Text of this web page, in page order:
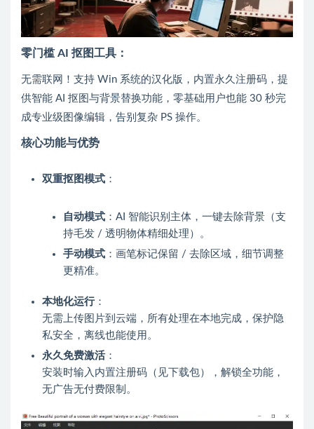
零门槛 AI 抠图工具：
无需联网！支持 Win 系统的汉化版，内置永久注册码，提
供智能 AI 抠图与背景替换功能，零基础用户也能 30 秒完
成专业级图像编辑，告别复杂 PS 操作。
核心功能与优势
双重抠图模式 ：
自动模式 ：AI 智能识别主体，一键去除背景（支
持毛发 / 透明物体精细处理）。
手动模式 ：画笔标记保留 / 去除区域，细节调整
更精准。
本地化运行：
无需上传图片到云端，所有处理在本地完成，保护隐
私安全，离线也能使用。
永久免费激活：
安装时输入内置注册码（见下载包），解锁全功能，
无广告无付费限制。